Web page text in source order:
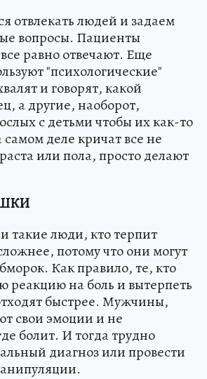
отвлекать людей и задаем
вопросы. Пациенты
равно отвечают. Еще
"психологические"
и говорят, какой
а другие, наоборот,
с детьми чтобы их как-то
деле кричат все не
или пола, просто делают
такие люди, кто терпит
потому что они могут
Как правило, те, кто
реакцию на боль и вытерпеть
быстрее. Мужчины,
свои эмоции и не
болит. И тогда трудно
диагноз или провести